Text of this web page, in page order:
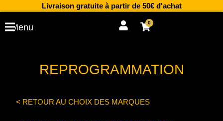
contenu
Livraison gratuite à partir de 50€ d'achat
0
Cart
Menu
REPROGRAMMATION
< RETOUR AU CHOIX DES MARQUES